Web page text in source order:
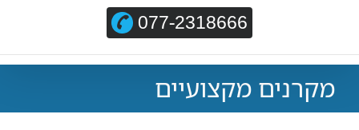
077-2318666
מקרנים מקצועיים